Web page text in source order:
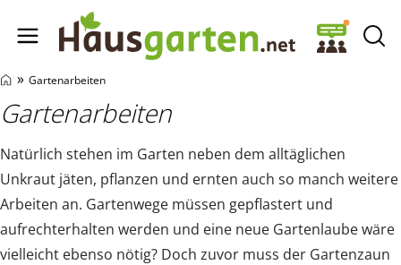
Hausgarten.net
» Gartenarbeiten
Gartenarbeiten
Natürlich stehen im Garten neben dem alltäglichen
Unkraut jäten, pflanzen und ernten auch so manch weitere
Arbeiten an. Gartenwege müssen gepflastert und
aufrechterhalten werden und eine neue Gartenlaube wäre
vielleicht ebenso nötig? Doch zuvor muss der Gartenzaun